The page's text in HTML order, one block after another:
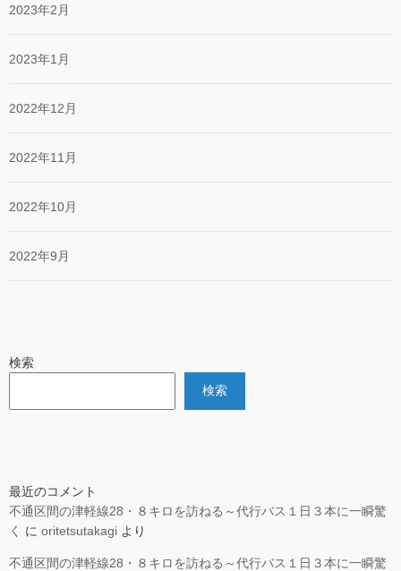
2023年2月
2023年1月
2022年12月
2022年11月
2022年10月
2022年9月
検索
検索
最近のコメント
不通区間の津軽線28・８キロを訪ねる～代行バス１日３本に一瞬驚
く
に oritetsutakagi より
不通区間の津軽線28・８キロを訪ねる～代行バス１日３本に一瞬驚